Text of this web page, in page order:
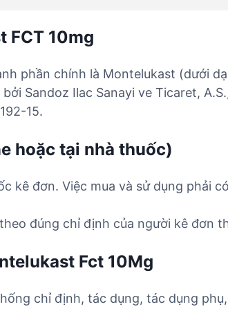
FCT 10mg
phần chính là Montelukast (dưới
Sandoz Ilac Sanayi ve Ticaret,
15.
hoặc tại nhà thuốc)
kê đơn. Việc mua và sử dụng phải
đúng chỉ định của người kê đơn
Fct 10Mg
chỉ định, tác dụng, tác dụng